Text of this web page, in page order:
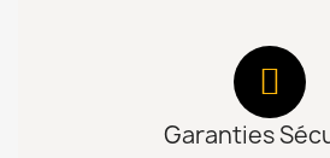
Garanties